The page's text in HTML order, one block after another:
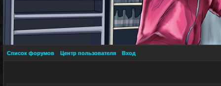
Список форумов Центр пользователя Вход